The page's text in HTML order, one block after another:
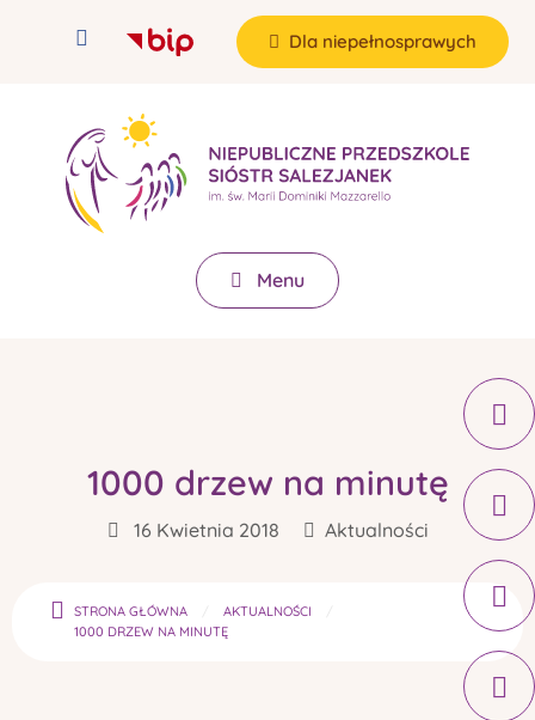
Dla niepełnosprawych
Menu
1000 drzew na minutę
16 Kwietnia 2018 Aktualności
STRONA GŁÓWNA
AKTUALNOŚCI
1000 DRZEW NA MINUTĘ